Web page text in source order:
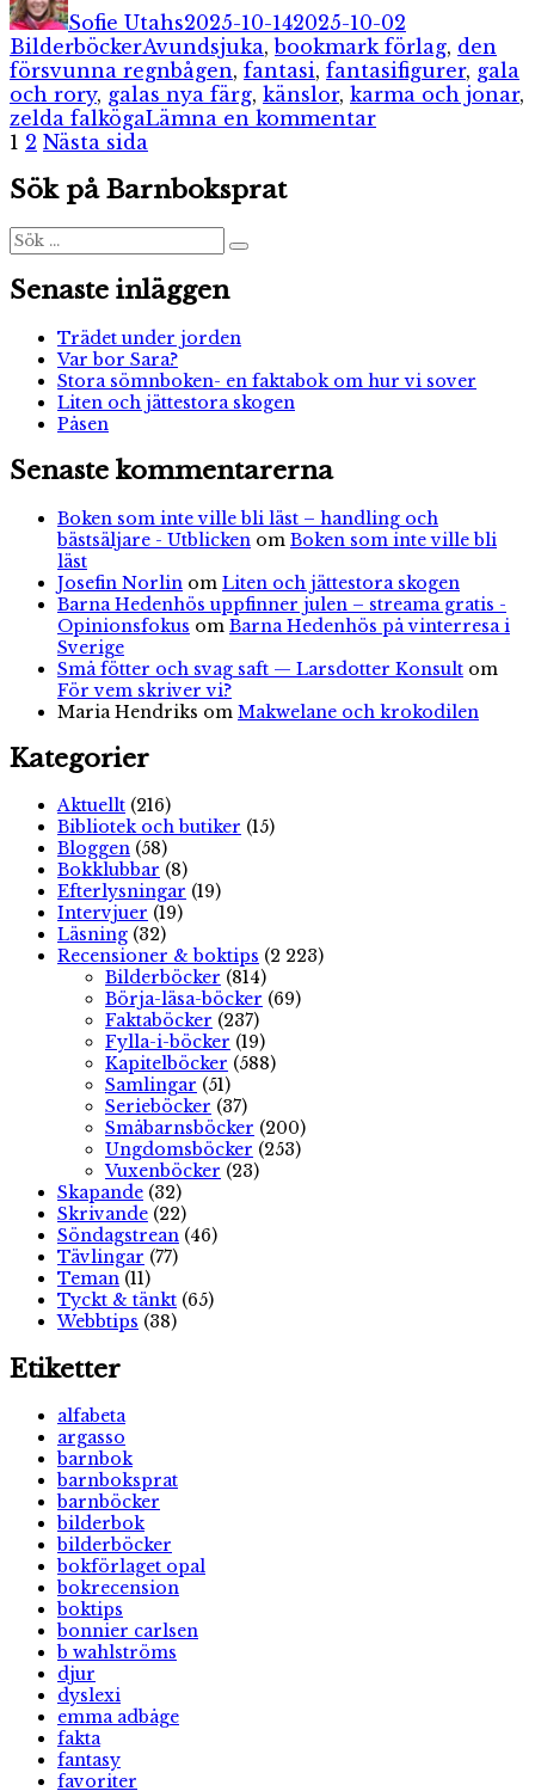
Sofie Utahs2025-10-142025-10-02
BilderböckerEtiketter
Avundsjuka,bookmark förlag, den
försvunna regnbågen, fantasi, fantasifigurer, gala
och rory, galas nya färg, känslor, karma och jonar,
zelda falkögaLämna en kommentartill
Sidnumrering
för
inlägg
Sida
1 Sida
2 Nästa sida
Sök på Barnboksprat
Sök
efter:
Sök
Senaste inläggen
Trädet under jorden
Var bor Sara?
Stora sömnboken- en faktabok om hur vi sover
Liten och jättestora skogen
Påsen
Senaste kommentarerna
Boken som inte ville bli läst – handling och
bästsäljare - Utblicken om Boken som inte ville bli
läst
Josefin Norlin om Liten och jättestora skogen
Barna Hedenhös uppfinner julen – streama gratis -
Opinionsfokus om Barna Hedenhös på vinterresa i
Sverige
Små fötter och svag saft — Larsdotter Konsult om
För vem skriver vi?
Maria Hendriks om Makwelane och krokodilen
Kategorier
Aktuellt (216)
Bibliotek och butiker (15)
Bloggen (58)
Bokklubbar (8)
Efterlysningar (19)
Intervjuer (19)
Läsning (32)
Recensioner & boktips (2 223)
Bilderböcker (814)
Börja-läsa-böcker (69)
Faktaböcker (237)
Fylla-i-böcker (19)
Kapitelböcker (588)
Samlingar (51)
Serieböcker (37)
Småbarnsböcker (200)
Ungdomsböcker (253)
Vuxenböcker (23)
Skapande (32)
Skrivande (22)
Söndagstrean (46)
Tävlingar (77)
Teman (11)
Tyckt & tänkt (65)
Webbtips (38)
Etiketter
alfabeta
argasso
barnbok
barnboksprat
barnböcker
bilderbok
bilderböcker
bokförlaget opal
bokrecension
boktips
bonnier carlsen
b wahlströms
djur
dyslexi
emma adbåge
fakta
fantasy
favoriter